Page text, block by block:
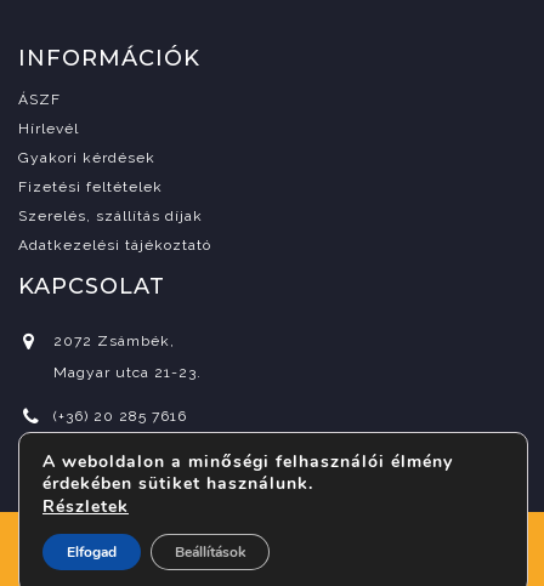
INFORMÁCIÓK
ÁSZF
Hírlevél
Gyakori kérdések
Fizetési feltételek
Szerelés, szállítás díjak
Adatkezelési tájékoztató
KAPCSOLAT
2072 Zsámbék,
Magyar utca 21-23.
(+36) 20 285 7616
info@indora.hu
Copyright © 2026
A weboldalon a minőségi felhasználói élmény
érdekében sütiket használunk.
Részletek
Elfogad Beállítások